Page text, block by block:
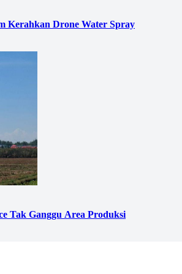
Kerahkan Drone Water Spray
Tak Ganggu Area Produksi